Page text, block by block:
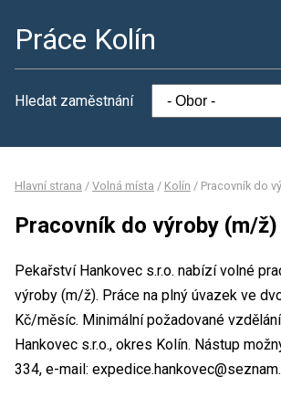
Práce Kolín
Hledat zaměstnání
Hlavní strana / Volná místa / Kolín / Pracovník do
Pracovník do výroby (m/ž)
Pekařství Hankovec s.r.o. nabízí volné
výroby (m/ž). Práce na plný úvazek ve
Kč/měsíc. Minimální požadované
Hankovec s.r.o., okres Kolín. Nástup
334, e-mail: